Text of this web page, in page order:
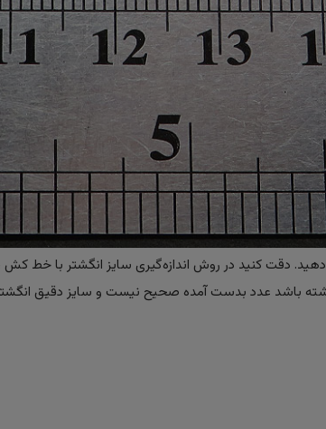
دقت کنید در روش اندازه‌گیری سایز انگشتر با خط کش
باشد عدد بدست آمده صحیح نیست و سایز دقیق